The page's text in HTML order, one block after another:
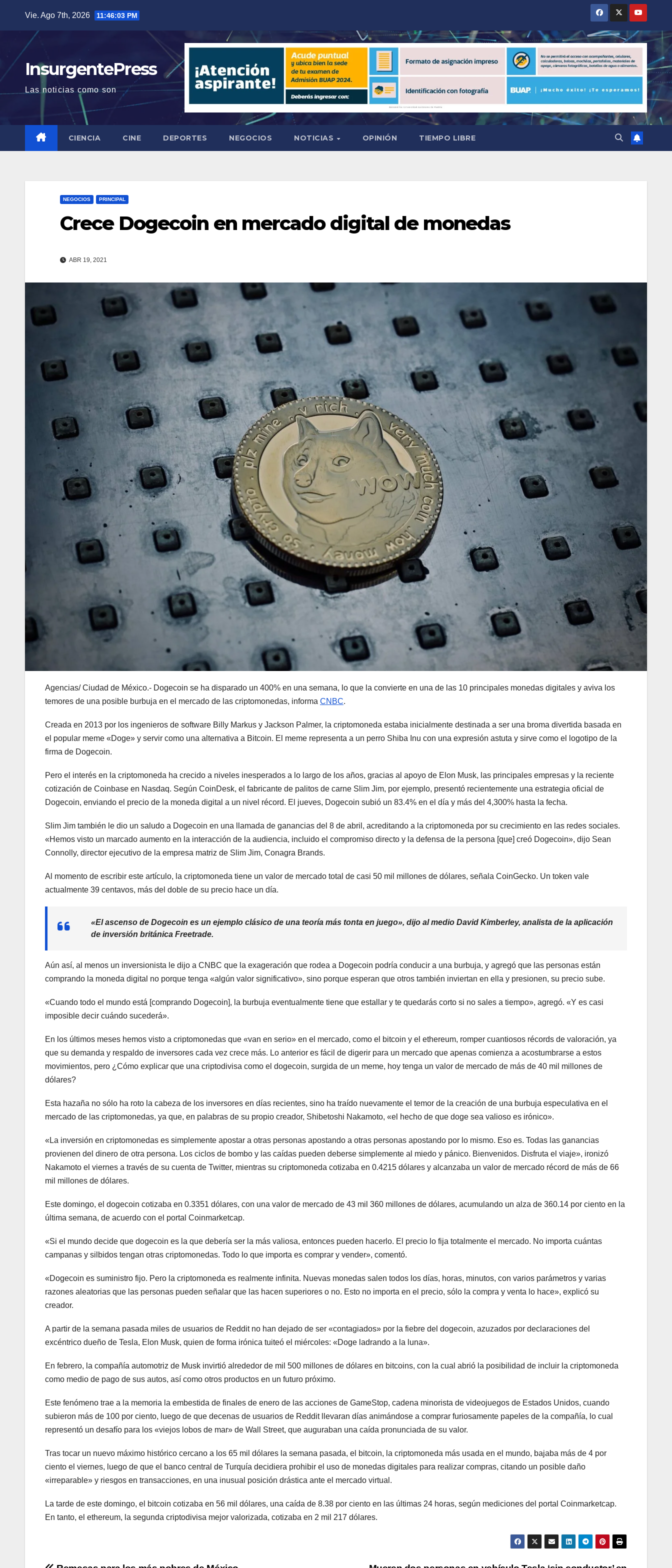
contenido
Vie. Ago 7th, 2026 11:46:04 PM
InsurgentePress
Las noticias como son
CIENCIA CINE DEPORTES NEGOCIOS NOTICIAS OPINIÓN TIEMPO LIBRE
NEGOCIOS PRINCIPAL
Crece Dogecoin en mercado digital de monedas
ABR 19, 2021
Agencias/ Ciudad de México.- Dogecoin se ha disparado un 400% en una semana, lo que la convierte en una de las 10 principales monedas digitales y aviva los
temores de una posible burbuja en el mercado de las criptomonedas, informa CNBC.
Creada en 2013 por los ingenieros de software Billy Markus y Jackson Palmer, la criptomoneda estaba inicialmente destinada a ser una broma divertida basada en
el popular meme «Doge» y servir como una alternativa a Bitcoin. El meme representa a un perro Shiba Inu con una expresión astuta y sirve como el logotipo de la
firma de Dogecoin.
Pero el interés en la criptomoneda ha crecido a niveles inesperados a lo largo de los años, gracias al apoyo de Elon Musk, las principales empresas y la reciente
cotización de Coinbase en Nasdaq. Según CoinDesk, el fabricante de palitos de carne Slim Jim, por ejemplo, presentó recientemente una estrategia oficial de
Dogecoin, enviando el precio de la moneda digital a un nivel récord. El jueves, Dogecoin subió un 83.4% en el día y más del 4,300% hasta la fecha.
Slim Jim también le dio un saludo a Dogecoin en una llamada de ganancias del 8 de abril, acreditando a la criptomoneda por su crecimiento en las redes sociales.
«Hemos visto un marcado aumento en la interacción de la audiencia, incluido el compromiso directo y la defensa de la persona [que] creó Dogecoin», dijo Sean
Connolly, director ejecutivo de la empresa matriz de Slim Jim, Conagra Brands.
Al momento de escribir este artículo, la criptomoneda tiene un valor de mercado total de casi 50 mil millones de dólares, señala CoinGecko. Un token vale
actualmente 39 centavos, más del doble de su precio hace un día.
«El ascenso de Dogecoin es un ejemplo clásico de una teoría más tonta en juego», dijo al medio David Kimberley, analista de la aplicación
de inversión británica Freetrade.
Aún así, al menos un inversionista le dijo a CNBC que la exageración que rodea a Dogecoin podría conducir a una burbuja, y agregó que las personas están
comprando la moneda digital no porque tenga «algún valor significativo», sino porque esperan que otros también inviertan en ella y presionen, su precio sube.
«Cuando todo el mundo está [comprando Dogecoin], la burbuja eventualmente tiene que estallar y te quedarás corto si no sales a tiempo», agregó. «Y es casi
imposible decir cuándo sucederá».
En los últimos meses hemos visto a criptomonedas que «van en serio» en el mercado, como el bitcoin y el ethereum, romper cuantiosos récords de valoración, ya
que su demanda y respaldo de inversores cada vez crece más. Lo anterior es fácil de digerir para un mercado que apenas comienza a acostumbrarse a estos
movimientos, pero ¿Cómo explicar que una criptodivisa como el dogecoin, surgida de un meme, hoy tenga un valor de mercado de más de 40 mil millones de
dólares?
Esta hazaña no sólo ha roto la cabeza de los inversores en días recientes, sino ha traído nuevamente el temor de la creación de una burbuja especulativa en el
mercado de las criptomonedas, ya que, en palabras de su propio creador, Shibetoshi Nakamoto, «el hecho de que doge sea valioso es irónico».
«La inversión en criptomonedas es simplemente apostar a otras personas apostando a otras personas apostando por lo mismo. Eso es. Todas las ganancias
provienen del dinero de otra persona. Los ciclos de bombo y las caídas pueden deberse simplemente al miedo y pánico. Bienvenidos. Disfruta el viaje», ironizó
Nakamoto el viernes a través de su cuenta de Twitter, mientras su criptomoneda cotizaba en 0.4215 dólares y alcanzaba un valor de mercado récord de más de 66
mil millones de dólares.
Este domingo, el dogecoin cotizaba en 0.3351 dólares, con una valor de mercado de 43 mil 360 millones de dólares, acumulando un alza de 360.14 por ciento en la
última semana, de acuerdo con el portal Coinmarketcap.
«Si el mundo decide que dogecoin es la que debería ser la más valiosa, entonces pueden hacerlo. El precio lo fija totalmente el mercado. No importa cuántas
campanas y silbidos tengan otras criptomonedas. Todo lo que importa es comprar y vender», comentó.
«Dogecoin es suministro fijo. Pero la criptomoneda es realmente infinita. Nuevas monedas salen todos los días, horas, minutos, con varios parámetros y varias
razones aleatorias que las personas pueden señalar que las hacen superiores o no. Esto no importa en el precio, sólo la compra y venta lo hace», explicó su
creador.
A partir de la semana pasada miles de usuarios de Reddit no han dejado de ser «contagiados» por la fiebre del dogecoin, azuzados por declaraciones del
excéntrico dueño de Tesla, Elon Musk, quien de forma irónica tuiteó el miércoles: «Doge ladrando a la luna».
En febrero, la compañía automotriz de Musk invirtió alrededor de mil 500 millones de dólares en bitcoins, con la cual abrió la posibilidad de incluir la criptomoneda
como medio de pago de sus autos, así como otros productos en un futuro próximo.
Este fenómeno trae a la memoria la embestida de finales de enero de las acciones de GameStop, cadena minorista de videojuegos de Estados Unidos, cuando
subieron más de 100 por ciento, luego de que decenas de usuarios de Reddit llevaran días animándose a comprar furiosamente papeles de la compañía, lo cual
representó un desafío para los «viejos lobos de mar» de Wall Street, que auguraban una caída pronunciada de su valor.
Tras tocar un nuevo máximo histórico cercano a los 65 mil dólares la semana pasada, el bitcoin, la criptomoneda más usada en el mundo, bajaba más de 4 por
ciento el viernes, luego de que el banco central de Turquía decidiera prohibir el uso de monedas digitales para realizar compras, citando un posible daño
«irreparable» y riesgos en transacciones, en una inusual posición drástica ante el mercado virtual.
La tarde de este domingo, el bitcoin cotizaba en 56 mil dólares, una caída de 8.38 por ciento en las últimas 24 horas, según mediciones del portal Coinmarketcap.
En tanto, el ethereum, la segunda criptodivisa mejor valorizada, cotizaba en 2 mil 217 dólares.